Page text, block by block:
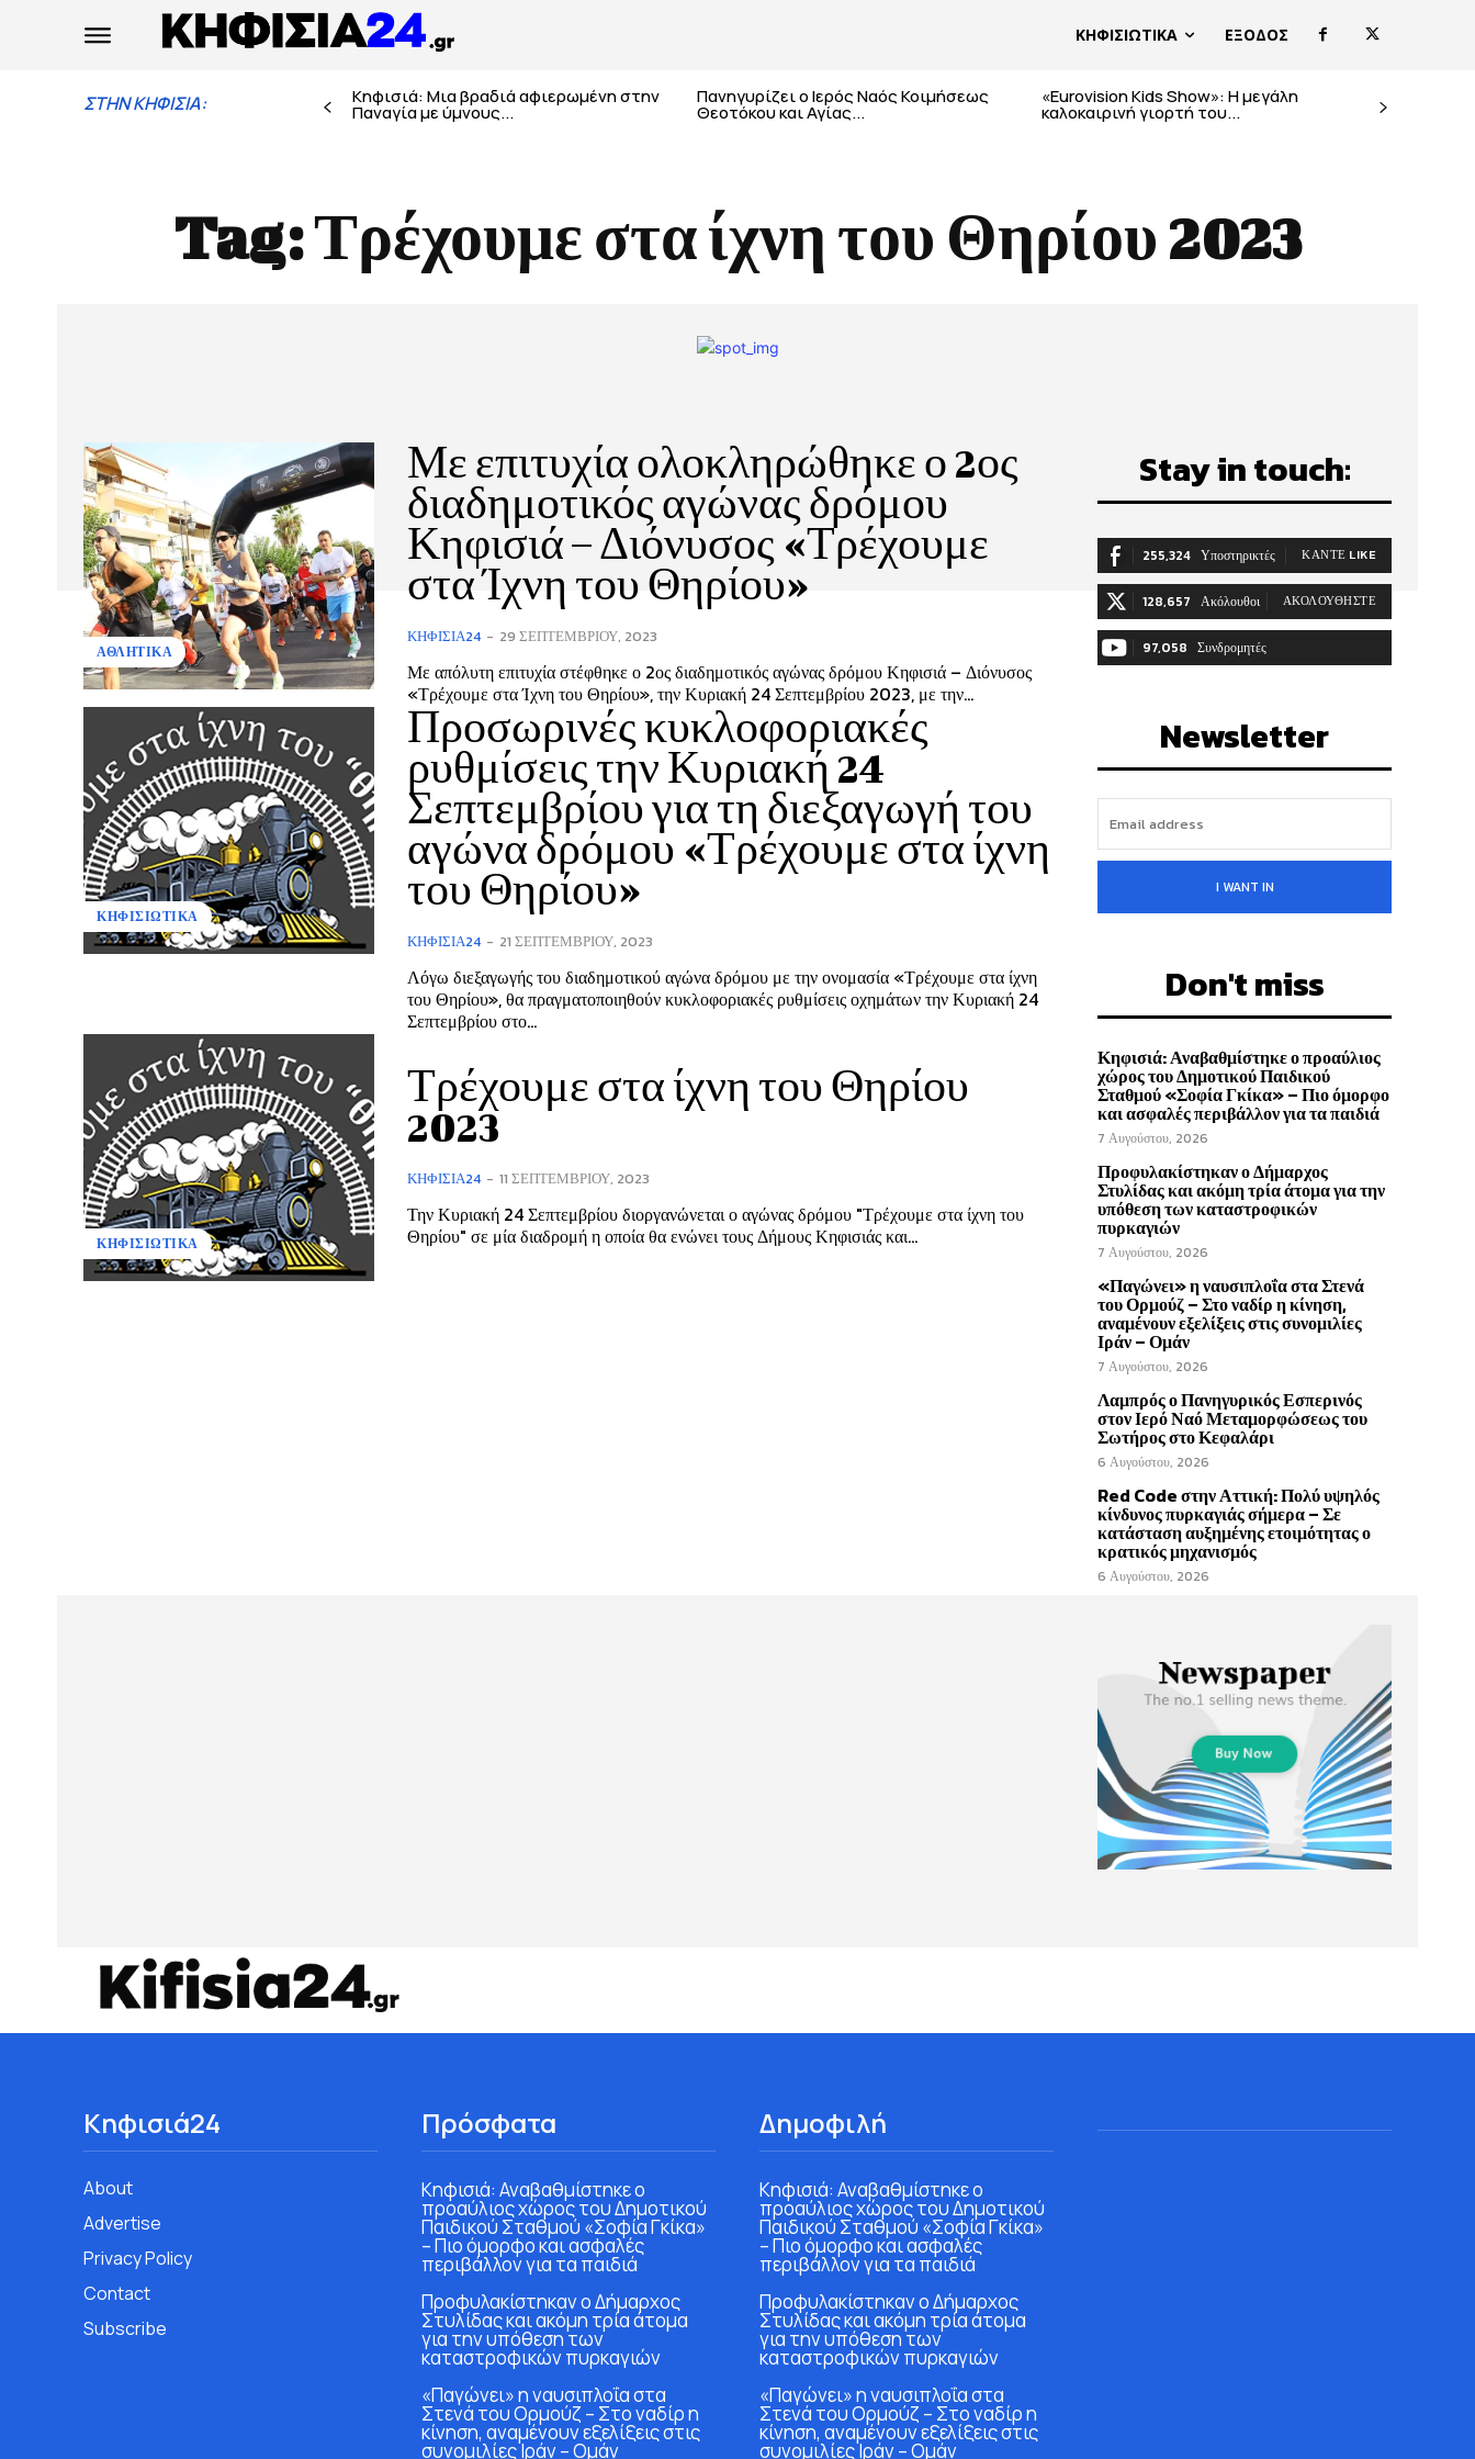
ΚΗΦΙΣΙΩΤΙΚΑ ΕΞΟΔΟΣ
ΣΤΗΝ ΚΗΦΙΣΙΑ: Κηφισιά: Μια βραδιά αφιερωμένη στην
Παναγία με ύμνους...
Πανηγυρίζει ο Ιερός Ναός Κοιμήσεως
Θεοτόκου και Αγίας...
«Eurovision Kids Show»: Η μεγάλη
καλοκαιρινή γιορτή του...
Tag:Τρέχουμε στα ίχνη του Θηρίου 2023
ΑΘΛΗΤΙΚΑ
Με επιτυχία ολοκληρώθηκε ο 2ος
διαδημοτικός αγώνας δρόμου
Κηφισιά – Διόνυσος «Τρέχουμε
στα Ίχνη του Θηρίου»
ΚΗΦΙΣΙΆ24 - 29 ΣΕΠΤΕΜΒΡΊΟΥ, 2023
Με απόλυτη επιτυχία στέφθηκε ο 2ος διαδημοτικός αγώνας δρόμου Κηφισιά – Διόνυσος
«Τρέχουμε στα Ίχνη του Θηρίου», την Κυριακή 24 Σεπτεμβρίου 2023, με την...
ΚΗΦΙΣΙΩΤΙΚΑ
Προσωρινές κυκλοφοριακές
ρυθμίσεις την Κυριακή 24
Σεπτεμβρίου για τη διεξαγωγή του
αγώνα δρόμου «Τρέχουμε στα ίχνη
του Θηρίου»
ΚΗΦΙΣΙΆ24 - 21 ΣΕΠΤΕΜΒΡΊΟΥ, 2023
Λόγω διεξαγωγής του διαδημοτικού αγώνα δρόμου με την ονομασία «Τρέχουμε στα ίχνη
του Θηρίου», θα πραγματοποιηθούν κυκλοφοριακές ρυθμίσεις οχημάτων την Κυριακή 24
Σεπτεμβρίου στο...
ΚΗΦΙΣΙΩΤΙΚΑ
Τρέχουμε στα ίχνη του Θηρίου
2023
ΚΗΦΙΣΙΆ24 - 11 ΣΕΠΤΕΜΒΡΊΟΥ, 2023
Την Κυριακή 24 Σεπτεμβρίου διοργανώνεται ο αγώνας δρόμου "Τρέχουμε στα ίχνη του
Θηρίου" σε μία διαδρομή η οποία θα ενώνει τους Δήμους Κηφισιάς και...
Stay in touch:
255,324 Υποστηρικτές ΚΆΝΤΕ LIKE
128,657 Ακόλουθοι ΑΚΟΛΟΥΘΉΣΤΕ
97,058 Συνδρομητές
Newsletter
I WANT IN
Don't miss
Κηφισιά: Αναβαθμίστηκε ο προαύλιος
χώρος του Δημοτικού Παιδικού
Σταθμού «Σοφία Γκίκα» – Πιο όμορφο
και ασφαλές περιβάλλον για τα παιδιά
7 Αυγούστου, 2026
Προφυλακίστηκαν ο Δήμαρχος
Στυλίδας και ακόμη τρία άτομα για την
υπόθεση των καταστροφικών
πυρκαγιών
7 Αυγούστου, 2026
«Παγώνει» η ναυσιπλοΐα στα Στενά
του Ορμούζ – Στο ναδίρ η κίνηση,
αναμένουν εξελίξεις στις συνομιλίες
Ιράν – Ομάν
7 Αυγούστου, 2026
Λαμπρός ο Πανηγυρικός Εσπερινός
στον Ιερό Ναό Μεταμορφώσεως του
Σωτήρος στο Κεφαλάρι
6 Αυγούστου, 2026
Red Code στην Αττική: Πολύ υψηλός
κίνδυνος πυρκαγιάς σήμερα – Σε
κατάσταση αυξημένης ετοιμότητας ο
κρατικός μηχανισμός
6 Αυγούστου, 2026
Κηφισιά24
About
Advertise
Privacy Policy
Contact
Subscribe
Πρόσφατα
Κηφισιά: Αναβαθμίστηκε ο
προαύλιος χώρος του Δημοτικού
Παιδικού Σταθμού «Σοφία Γκίκα»
– Πιο όμορφο και ασφαλές
περιβάλλον για τα παιδιά
Προφυλακίστηκαν ο Δήμαρχος
Στυλίδας και ακόμη τρία άτομα
για την υπόθεση των
καταστροφικών πυρκαγιών
«Παγώνει» η ναυσιπλοΐα στα
Στενά του Ορμούζ – Στο ναδίρ η
κίνηση, αναμένουν εξελίξεις στις
συνομιλίες Ιράν – Ομάν
Δημοφιλή
Κηφισιά: Αναβαθμίστηκε ο
προαύλιος χώρος του Δημοτικού
Παιδικού Σταθμού «Σοφία Γκίκα»
– Πιο όμορφο και ασφαλές
περιβάλλον για τα παιδιά
Προφυλακίστηκαν ο Δήμαρχος
Στυλίδας και ακόμη τρία άτομα
για την υπόθεση των
καταστροφικών πυρκαγιών
«Παγώνει» η ναυσιπλοΐα στα
Στενά του Ορμούζ – Στο ναδίρ η
κίνηση, αναμένουν εξελίξεις στις
συνομιλίες Ιράν – Ομάν